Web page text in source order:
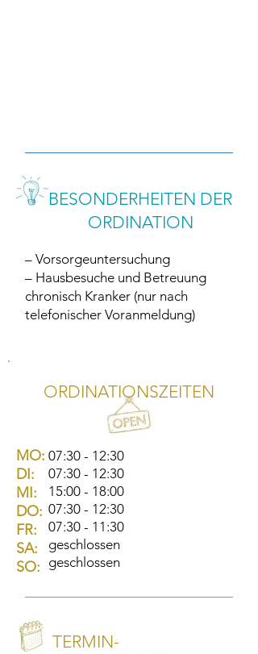
BESONDERHEITEN DER
ORDINATION
– Vorsorgeuntersuchung
– Hausbesuche und Betreuung
chronisch Kranker (nur nach
telefonischer Voranmeldung)
ORDINATIONSZEITEN
07:30 - 12:30
07:30 - 12:30
15:00 - 18:00
07:30 - 12:30
07:30 - 11:30
geschlossen
geschlossen
MO:
DI:
MI:
DO:
FR:
SA:
SO:
TERMIN-